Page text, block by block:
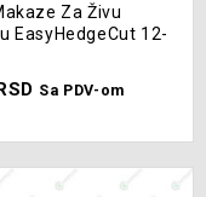
Za Živu
EasyHedgeCut 12-
Sa PDV-om